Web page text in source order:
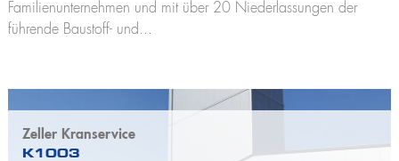
Familienunternehmen und mit über 20 Niederlassungen der
führende Baustoff- und...
Zeller Kranservice
K1003